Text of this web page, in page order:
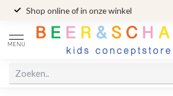
Shop online of in onze winkel
MENU